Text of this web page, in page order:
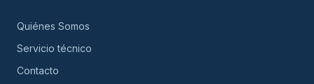
Quiénes Somos
Servicio técnico
Contacto